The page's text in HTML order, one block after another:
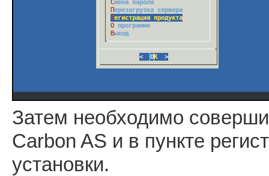
Затем необходимо
Carbon AS и в пункте
установки.